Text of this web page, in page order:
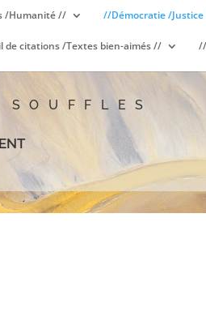
/Humanité // //Démocratie /
de citations /Textes bien-aimés //